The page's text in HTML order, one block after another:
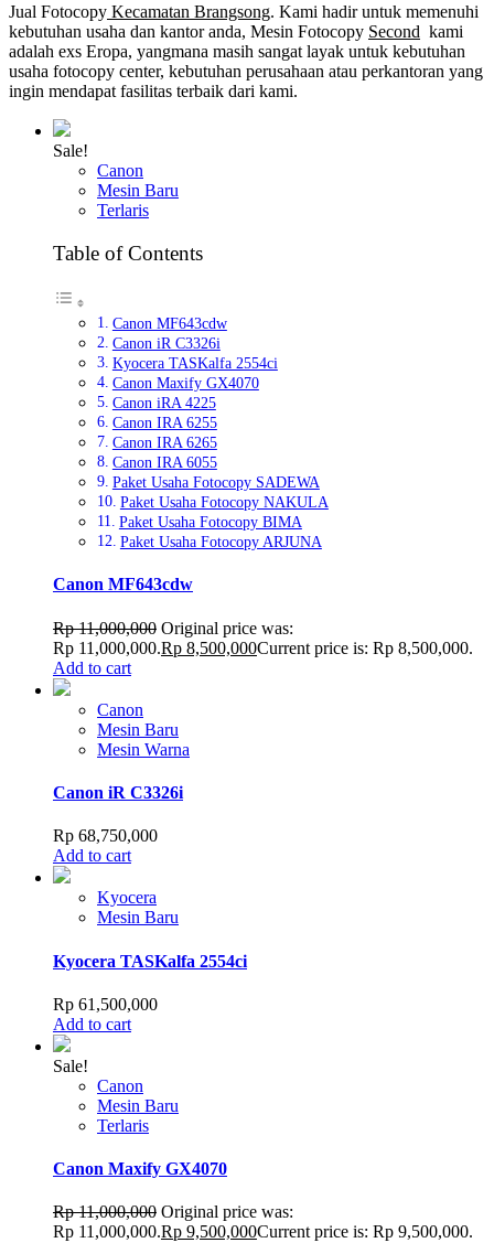
Jual Fotocopy Kecamatan Brangsong. Kami hadir untuk memenuhi
kebutuhan usaha dan kantor anda, Mesin Fotocopy Second kami
adalah exs Eropa, yangmana masih sangat layak untuk kebutuhan
usaha fotocopy center, kebutuhan perusahaan atau perkantoran yang
ingin mendapat fasilitas terbaik dari kami.
Sale!
Canon
Mesin Baru
Terlaris
Table of Contents
Canon MF643cdw
Canon iR C3326i
Kyocera TASKalfa 2554ci
Canon Maxify GX4070
Canon iRA 4225
Canon IRA 6255
Canon IRA 6265
Canon IRA 6055
Paket Usaha Fotocopy SADEWA
Paket Usaha Fotocopy NAKULA
Paket Usaha Fotocopy BIMA
Paket Usaha Fotocopy ARJUNA
Canon MF643cdw
Rp11,000,000 Original price was:
Rp 11,000,000.Rp 8,500,000Current price is: Rp 8,500,000.
Add to cart
Canon
Mesin Baru
Mesin Warna
Canon iR C3326i
Rp 68,750,000
Add to cart
Kyocera
Mesin Baru
Kyocera TASKalfa 2554ci
Rp 61,500,000
Add to cart
Sale!
Canon
Mesin Baru
Terlaris
Canon Maxify GX4070
Rp11,000,000 Original price was:
Rp 11,000,000.Rp 9,500,000Current price is: Rp 9,500,000.